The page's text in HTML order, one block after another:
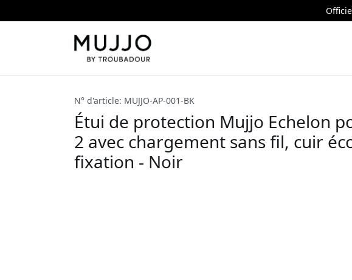
N° d'article: MUJJO-AP-001-BK
Étui de protection Mujjo Echelon
2 avec chargement sans fil, cuir
fixation - Noir